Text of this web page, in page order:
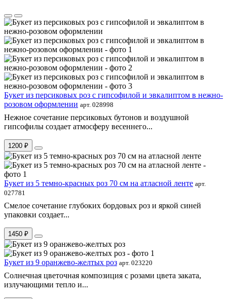
Букет из персиковых роз с гипсофилой и эвкалиптом в нежно-
розовом оформлении арт. 028998
Нежное сочетание персиковых бутонов и воздушной
гипсофилы создает атмосферу весеннего...
1200 ₽
Букет из 5 темно-красных роз 70 см на атласной ленте арт.
027781
Смелое сочетание глубоких бордовых роз и яркой синей
упаковки создает...
1450 ₽
Букет из 9 оранжево-желтых роз арт. 023220
Солнечная цветочная композиция с розами цвета заката,
излучающими тепло и...